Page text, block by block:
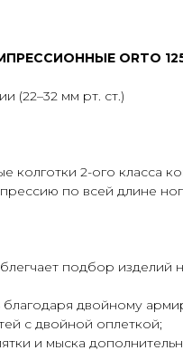
ORTO
(22–32 мм рт. ст.)
колготки 2-ого класса
по всей длине
подбор изделий
благодаря двойному
с двойной оплеткой;
и мыска